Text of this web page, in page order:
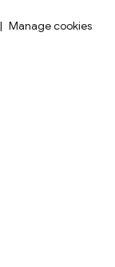
Manage cookies